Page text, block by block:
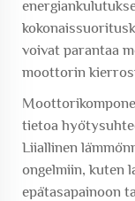
voivat parantaa
moottorin
tietoa
Liiallinen
ongelmiin, kuten
epätasapainoon